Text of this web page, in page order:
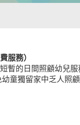
服務）
暫的日間照顧幼兒
童獨留家中乏人照